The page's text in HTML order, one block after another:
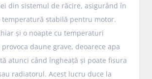
din sistemul de răcire, asigurând în
temperatură stabilă pentru motor.
și o noapte cu temperaturi
daune grave, deoarece apa
atunci când îngheață și poate fisura
radiatorul. Acest lucru duce la